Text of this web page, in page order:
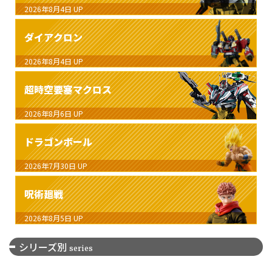
2026年8月4日 UP
ダイアクロン
2026年8月4日 UP
超時空要塞マクロス
2026年8月6日 UP
ドラゴンボール
2026年7月30日 UP
呪術廻戦
2026年8月5日 UP
シリーズ別 series